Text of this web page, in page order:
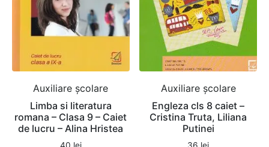
Auxiliare şcolare
Limba si literatura
romana – Clasa 9 – Caiet
de lucru – Alina Hristea
Auxiliare şcolare
Engleza cls 8 caiet –
Cristina Truta, Liliana
Putinei